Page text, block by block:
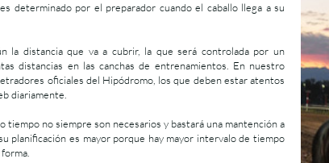
determinado por el preparador cuando el caballo llega a su
la distancia que va a cubrir, la que será controlada por un
distancias en las canchas de entrenamientos. En nuestro
oficiales del Hipódromo, los que deben estar atentos
diariamente.
tiempo no siempre son necesarios y bastará una mantención a
planificación es mayor porque hay mayor intervalo de tiempo